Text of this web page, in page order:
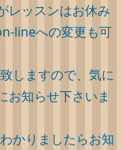
レッスンはお休み
lineへの変更も可
しますので、気に
お知らせ下さいま
かりましたらお知